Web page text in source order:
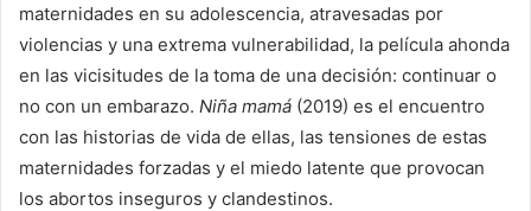
maternidades en su adolescencia, atravesadas por
violencias y una extrema vulnerabilidad, la película ahonda
en las vicisitudes de la toma de una decisión: continuar o
no con un embarazo. Niña mamá (2019) es el encuentro
con las historias de vida de ellas, las tensiones de estas
maternidades forzadas y el miedo latente que provocan
los abortos inseguros y clandestinos.